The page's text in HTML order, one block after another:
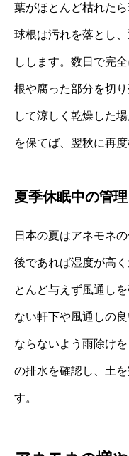
葉がほとんど枯れた
球根は汚れを落とし
しします。数日で完
根や腐った部分を切
して涼しく乾燥した
を保てば、翌秋に再
夏季休眠中の管理
日本の夏はアネモネ
後であれば湿度が高
とんど与えず風通し
ない軒下や風通しの
ならないよう雨除け
の排水を確認し、土
す。